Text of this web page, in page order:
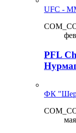
UFC -
PFL
ФК